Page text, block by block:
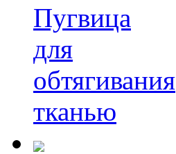
Пугвица
для
обтягивания
тканью